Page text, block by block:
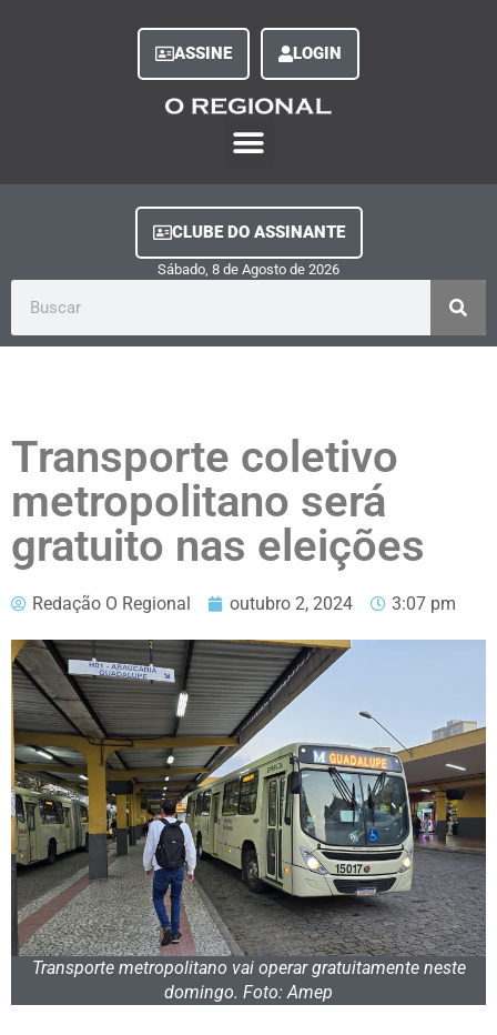
ASSINE LOGIN
CLUBE DO ASSINANTE
Sábado, 8 de Agosto de 2026
Transporte coletivo
metropolitano será
gratuito nas eleições
Redação O Regional outubro 2, 2024 3:07 pm
Transporte metropolitano vai operar gratuitamente neste
domingo. Foto: Amep